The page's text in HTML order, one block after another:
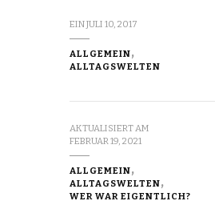
EINJULI 10, 2017
ALLGEMEIN
ALLTAGSWELTEN
AKTUALISIERT AM
FEBRUAR 19, 2021
ALLGEMEIN
ALLTAGSWELTEN
WER WAR EIGENTLICH?